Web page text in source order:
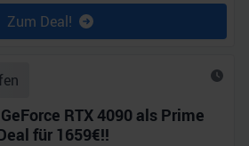
Zum Deal!
RTX 4090 als Prime
für 1659€!!